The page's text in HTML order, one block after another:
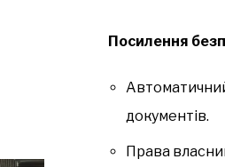
Посилення
документів.
Права